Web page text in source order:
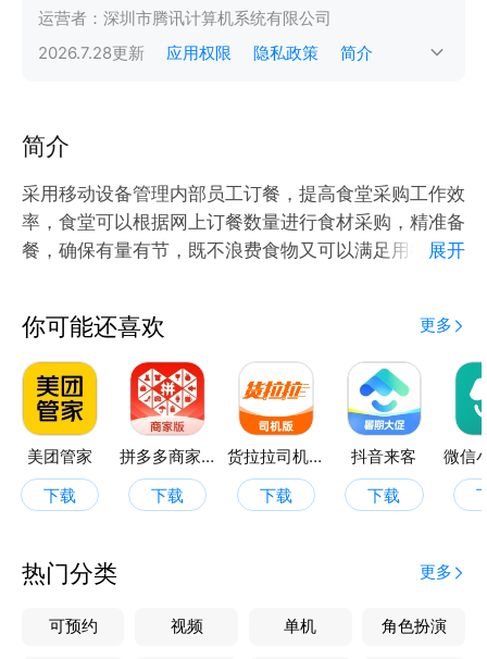
运营者： 深圳市腾讯计算机系统有限公司
2026.7.28更新 应用权限 隐私政策 简介
简介
采用移动设备管理内部员工订餐，提高食堂采购工作效
率，食堂可以根据网上订餐数量进行食材采购，精准备
餐，确保有量有节，既不浪费食物又可以满足用餐者需
展开
你可能还喜欢 更多
美团管家
下载
拼多多商家版
下载
货拉拉司机版
下载
抖音来客
下载
热门分类 更多
可预约 视频 单机 角色扮演